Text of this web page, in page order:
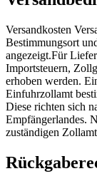
Versandkosten
Bestimmungsort
angezeigt.Für
Importsteuern,
erhoben werden.
Einfuhrzollamt
Diese richten sich
Empfängerlandes.
zuständigen